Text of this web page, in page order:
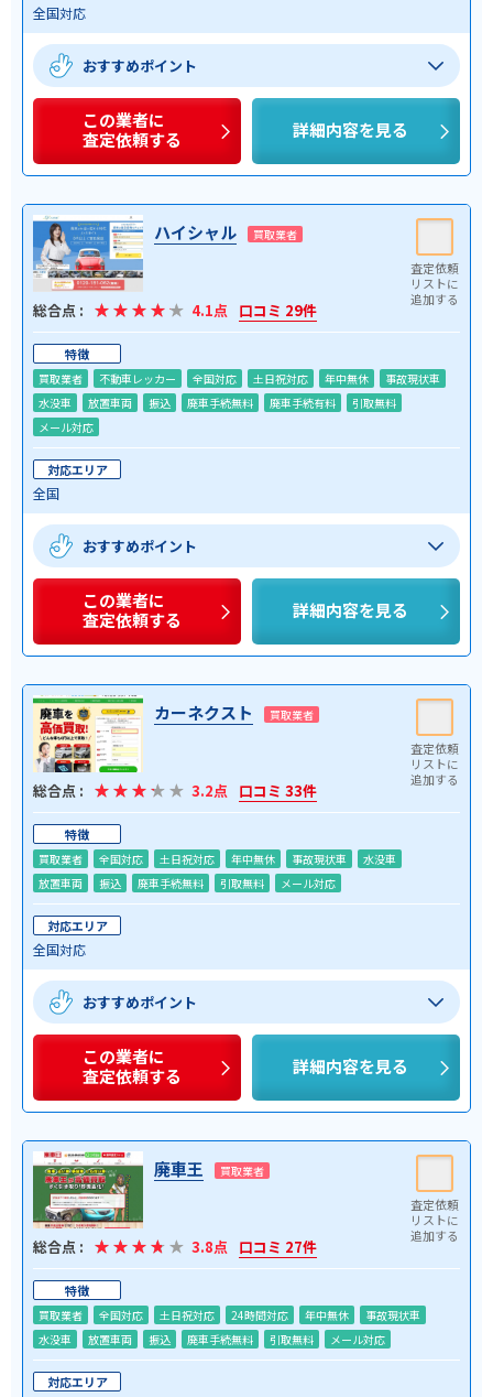
全国対応
おすすめポイント
この業者に
査定依頼する
詳細内容を見る
ハイシャル 買取業者
総合点 : 4.1点 口コミ 29件
特徴
買取業者 不動車レッカー 全国対応 土日祝対応 年中無休
事故現状車
水没車
放置車両 振込 廃車手続無料 廃車手続有料
引取無料
メール対応
対応エリア
全国
おすすめポイント
この業者に
査定依頼する
詳細内容を見る
カーネクスト 買取業者
総合点 : 3.2点 口コミ 33件
特徴
買取業者 全国対応 土日祝対応 年中無休 事故現状車
水没車
放置車両
振込 廃車手続無料 引取無料 メール対応
対応エリア
全国対応
おすすめポイント
この業者に
査定依頼する
詳細内容を見る
廃車王 買取業者
総合点 : 3.8点 口コミ 27件
特徴
買取業者 全国対応 土日祝対応 24時間対応 年中無休
事故現状車
水没車
放置車両 振込 廃車手続無料 引取無料 メール対応
対応エリア